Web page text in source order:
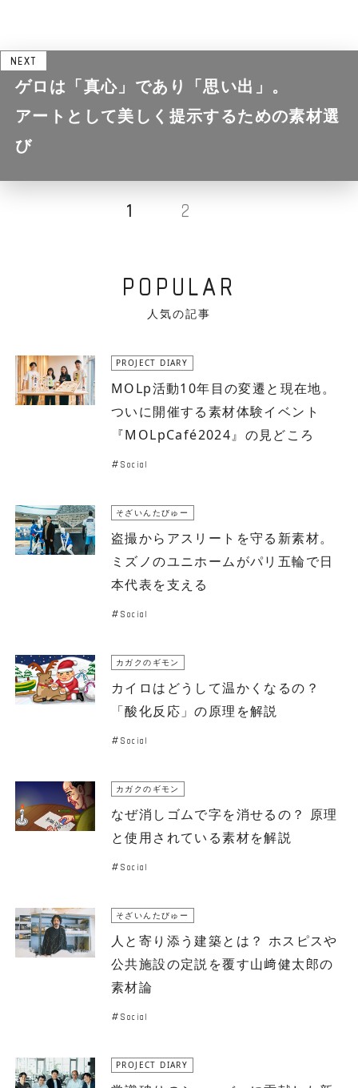
NEXT
ゲロは「真心」であり「思い出」。
アートとして美しく提示するための素材選
び
1 2
POPULAR
人気の記事
PROJECT DIARY
MOLp活動10年目の変遷と現在地。
ついに開催する素材体験イベント
『MOLpCafé2024』の見どころ
Social
そざいんたびゅー
盗撮からアスリートを守る新素材。
ミズノのユニホームがパリ五輪で日
本代表を支える
Social
カガクのギモン
カイロはどうして温かくなるの？
「酸化反応」の原理を解説
Social
カガクのギモン
なぜ消しゴムで字を消せるの？ 原理
と使用されている素材を解説
Social
そざいんたびゅー
人と寄り添う建築とは？ ホスピスや
公共施設の定説を覆す山﨑健太郎の
素材論
Social
PROJECT DIARY